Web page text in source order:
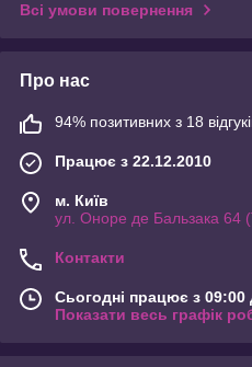
Всі умови повернення
Про нас
94% позитивних з 18
Працює з 22.12.2010
м. Київ
ул. Оноре де Бальзака 64
Контакти
Сьогодні працює з 09:00
Показати весь графік